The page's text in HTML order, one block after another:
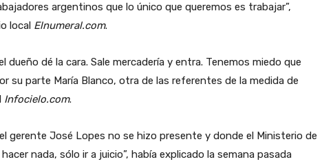
argentinos que lo único que queremos es trabajar”,
local Elnumeral.com.
dueño dé la cara. Sale mercadería y entra. Tenemos miedo que
su parte María Blanco, otra de las referentes de la medida de
Infocielo.com.
gerente José Lopes no se hizo presente y donde el Ministerio de
nada, sólo ir a juicio”, había explicado la semana pasada